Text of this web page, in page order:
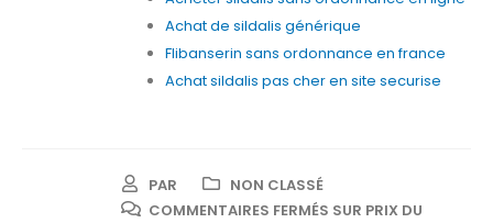
Achat de sildalis générique
Flibanserin sans ordonnance en france
Achat sildalis pas cher en site securise
PAR
NON CLASSÉ
COMMENTAIRES FERMÉS SUR PRIX DU